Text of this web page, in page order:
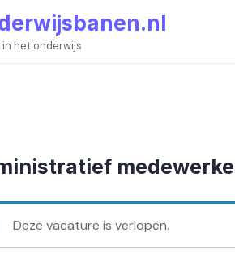
in het onderwijs
Deze vacature is verlopen.